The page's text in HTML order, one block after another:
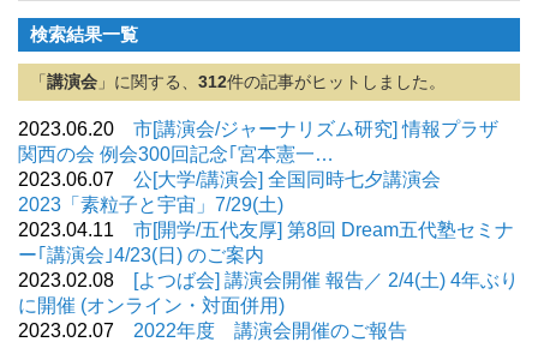
検索結果一覧
「 講演会 」に関する、 312件の記事がヒットしました。
2023.06.20 市[講演会/ジャーナリズム研究] 情報プラザ
関西の会 例会300回記念｢宮本憲一…
2023.06.07 公[大学/講演会] 全国同時七夕講演会
2023「素粒子と宇宙」7/29(土)
2023.04.11 市[開学/五代友厚] 第8回 Dream五代塾セミナ
ー｢講演会｣4/23(日) のご案内
2023.02.08
[よつば会] 講演会開催 報告／ 2/4(土) 4年ぶり
に開催 (オンライン・対面併用)
2023.02.07 2022年度 講演会開催のご報告